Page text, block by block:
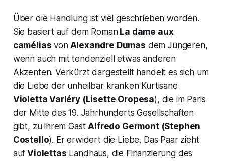
Über die Handlung ist viel geschrieben worden.
Sie basiert auf dem RomanLa dame aux
camélias vonAlexandre Dumas dem Jüngeren,
wenn auch mit tendenziell etwas anderen
Akzenten. Verkürzt dargestellt handelt es sich um
die Liebe der unheilbar kranken Kurtisane
Violetta Varléry(Lisette Oropesa), die im Paris
der Mitte des 19. Jahrhunderts Gesellschaften
gibt, zu ihrem GastAlfredo Germont(Stephen
Costello). Er erwidert die Liebe. Das Paar zieht
auf Violettas Landhaus, die Finanzierung des